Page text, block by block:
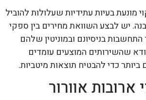
מונעת בעיות עתידיות שעלולות להוביל
יש לבצע השוואת מחירים בין ספקי
בניסיונם ובמוניטין שלהם
שהשירותים המוצעים עומדים
כדי להבטיח תוצאות מיטביות.
ארובות אוורור